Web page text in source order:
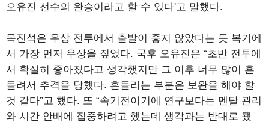
오유진 선수의 완승이라고 할 수 있다'고 말했다.
목진석은 우상 전투에서 출발이 좋지 않았다는 듯 복기에
서 가장 먼저 우상을 짚었다. 국후 오유진은 “초반 전투에
서 확실히 좋아졌다고 생각했지만 그 이후 너무 많이 흔
들려서 추격을 당했다. 흔들리는 부분은 보완을 해야 할
것 같다”고 했다. 또 “속기전이기에 연구보다는 멘탈 관리
와 시간 안배에 집중하려고 했는데 생각과는 반대로 됐